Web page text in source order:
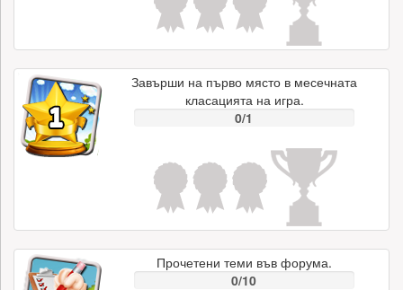
Завърши на първо място в месечната
класацията на игра.
0/1
Прочетени теми във форума.
0/10